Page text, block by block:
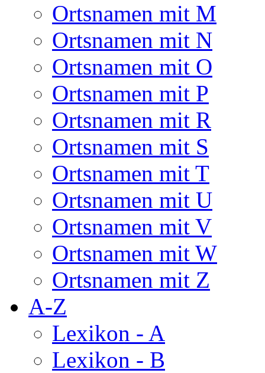
Ortsnamen mit M
Ortsnamen mit N
Ortsnamen mit O
Ortsnamen mit P
Ortsnamen mit R
Ortsnamen mit S
Ortsnamen mit T
Ortsnamen mit U
Ortsnamen mit V
Ortsnamen mit W
Ortsnamen mit Z
A-Z
Lexikon - A
Lexikon - B